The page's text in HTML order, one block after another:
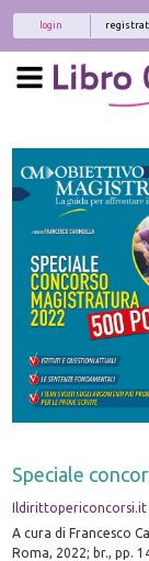
login
Speciale
Ildirittopericoncorsi.it
A cura di Francesco
Roma, 2022; br., pp.